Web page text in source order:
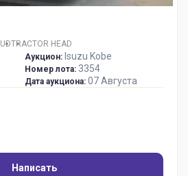
UDTRACTOR HEAD
Аукцион: Isuzu Kobe
Номер лота: 3354
Дата аукциона: 07 Августа
Написать